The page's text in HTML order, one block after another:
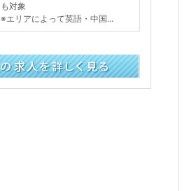
も対象
※エリアによって英語・中国...